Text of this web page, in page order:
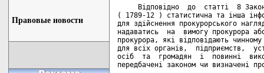
Правовые новости
Відповідно  до  статті  8
( 1789-12 ) статистична та інша
для здійснення прокурорського
надаватись  на  вимогу прокурора
прокурора, які відповідають
для всіх органів,  підприємств,
осіб  та  громадян  і  повинні
передбачені законом чи визначені